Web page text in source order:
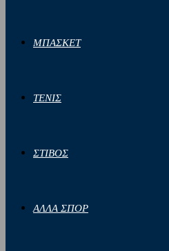
ΜΠΑΣΚΕΤ
ΤΕΝΙΣ
ΣΤΙΒΟΣ
ΑΛΛΑ ΣΠΟΡ